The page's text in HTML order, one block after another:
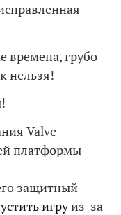
времена, грубо
нельзя!
Valve
платформы
защитный
игруиз-за